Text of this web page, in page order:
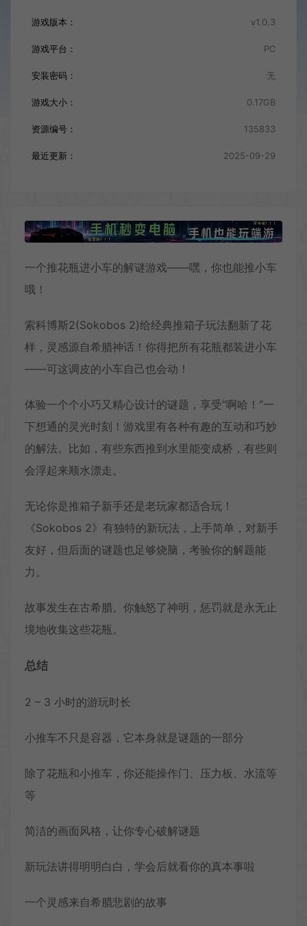
游戏版本： v1.0.3
游戏平台： PC
安装密码： 无
游戏大小： 0.17GB
资源编号： 135833
最近更新： 2025-09-29
一个推花瓶进小车的解谜游戏——嘿，你也能推小车
哦！
索科博斯2(Sokobos 2)给经典推箱子玩法翻新了花
样，灵感源自希腊神话！你得把所有花瓶都装进小车
——可这调皮的小车自己也会动！
体验一个个小巧又精心设计的谜题，享受“啊哈！”一
下想通的灵光时刻！游戏里有各种有趣的互动和巧妙
的解法。比如，有些东西推到水里能变成桥，有些则
会浮起来顺水漂走。
无论你是推箱子新手还是老玩家都适合玩！
《Sokobos 2》有独特的新玩法，上手简单，对新手
友好，但后面的谜题也足够烧脑，考验你的解题能
力。
故事发生在古希腊。你触怒了神明，惩罚就是永无止
境地收集这些花瓶。
总结
2 – 3 小时的游玩时长
小推车不只是容器，它本身就是谜题的一部分
除了花瓶和小推车，你还能操作门、压力板、水流等
等
简洁的画面风格，让你专心破解谜题
新玩法讲得明明白白，学会后就看你的真本事啦
一个灵感来自希腊悲剧的故事